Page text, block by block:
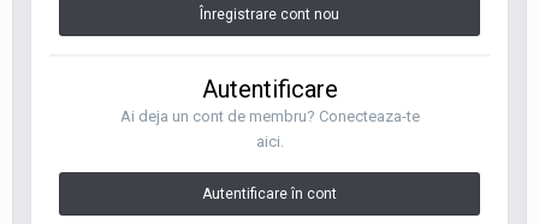
Înregistrare cont nou
Autentificare
Ai deja un cont de membru? Conecteaza-te
aici.
Autentificare în cont